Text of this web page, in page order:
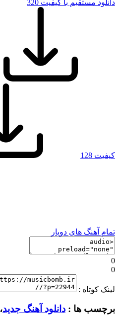
دانلود مستقیم با کیفیت 320
کیفیت 128
تمام آهنگ های دویار
0
0
لینک کوتاه :
برچسب ها : دانلود آهنگ جدید،